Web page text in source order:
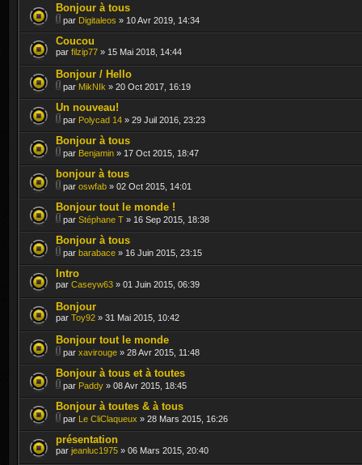
Bonjour à tous
par Digitaleos » 10 Avr 2019, 14:34
Coucou
par filzip77 » 15 Mai 2018, 14:44
Bonjour / Hello
par MikNIk » 20 Oct 2017, 16:19
Un nouveau!
par Polycad 14 » 29 Juil 2016, 23:23
Bonjour à tous
par Benjamin » 17 Oct 2015, 18:47
bonjour à tous
par oswfab » 02 Oct 2015, 14:01
Bonjour tout le monde !
par Stéphane T » 16 Sep 2015, 18:38
Bonjour à tous
par barabace » 16 Juin 2015, 23:15
Intro
par Caseyw63 » 01 Juin 2015, 06:39
Bonjour
par Toy92 » 31 Mai 2015, 10:42
Bonjour tout le monde
par xavirouge » 28 Avr 2015, 11:48
Bonjour à tous et à toutes
par Paddy » 08 Avr 2015, 18:45
Bonjour à toutes & à tous
par Le CliClaqueux » 28 Mars 2015, 16:26
présentation
par jeanluc1975 » 06 Mars 2015, 20:40